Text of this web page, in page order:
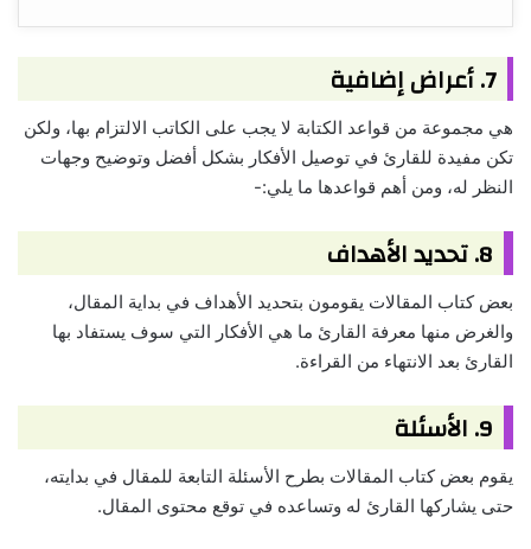
7. أعراض إضافية
هي مجموعة من قواعد الكتابة لا يجب على الكاتب الالتزام بها، ولكن
تكن مفيدة للقارئ في توصيل الأفكار بشكل أفضل وتوضيح وجهات
النظر له، ومن أهم قواعدها ما يلي:-
8. تحديد الأهداف
بعض كتاب المقالات يقومون بتحديد الأهداف في بداية المقال،
والغرض منها معرفة القارئ ما هي الأفكار التي سوف يستفاد بها
القارئ بعد الانتهاء من القراءة.
9. الأسئلة
يقوم بعض كتاب المقالات بطرح الأسئلة التابعة للمقال في بدايته،
حتى يشاركها القارئ له وتساعده في توقع محتوى المقال.